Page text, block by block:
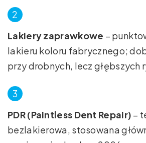
Lakiery zaprawkowe –
lakieru koloru fabrycznego;
przy drobnych, lecz głębszych
PDR (Paintless Dent Repair) –
bezlakierowa, stosowana